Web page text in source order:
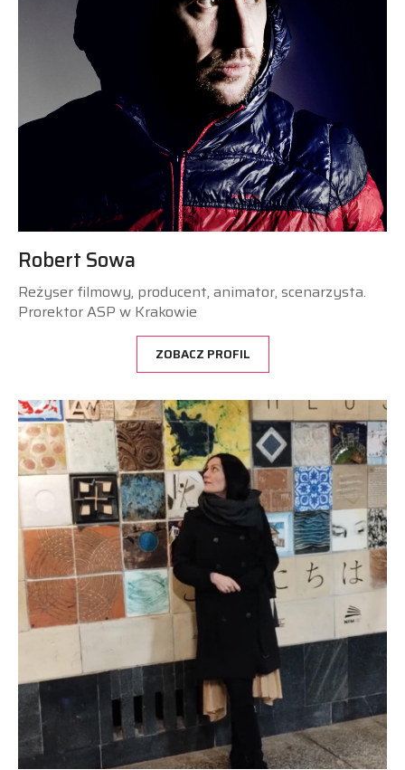
Robert Sowa
Reżyser filmowy, producent, animator, scenarzysta.
Prorektor ASP w Krakowie
ZOBACZ PROFIL